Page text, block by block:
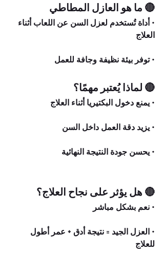
🔴 ما هو العازل المطاطي
• أداة تُستخدم لعزل السن عن اللعاب أثناء
العلاج
• توفر بيئة نظيفة وجافة للعمل
🔴 لماذا يُعتبر مهمًا؟
• يمنع دخول البكتيريا أثناء العلاج
• يزيد دقة العمل داخل السن
• يحسن جودة النتيجة النهائية
🔴 هل يؤثر على نجاح العلاج؟
• نعم بشكل مباشر
• العزل الجيد = نتيجة أدق + عمر أطول
للعلاج